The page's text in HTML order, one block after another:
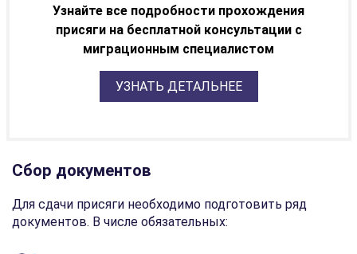
Узнайте все подробности прохождения
присяги на бесплатной консультации с
миграционным специалистом
УЗНАТЬ ДЕТАЛЬНЕЕ
Сбор документов
Для сдачи присяги необходимо подготовить ряд
документов. В числе обязательных: